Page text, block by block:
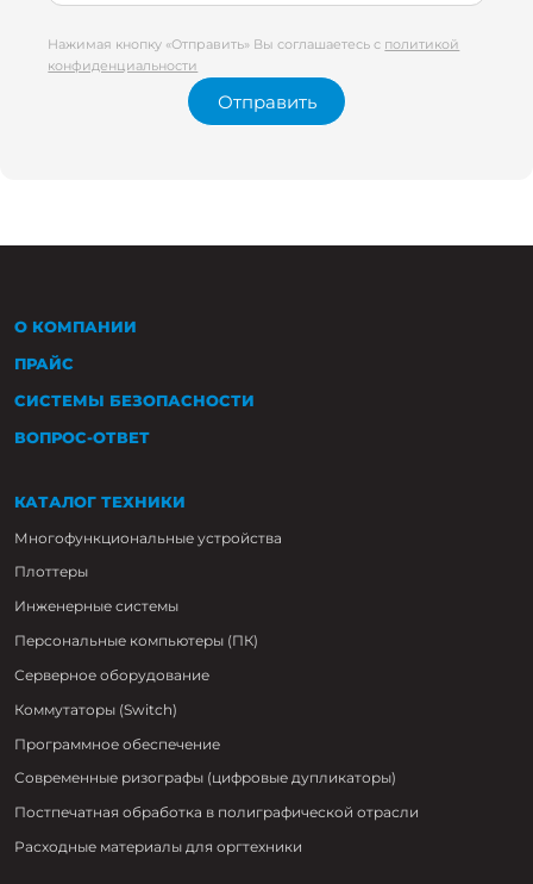
Нажимая кнопку «Отправить» Вы соглашаетесь с политикой
конфиденциальности
Отправить
О КОМПАНИИ
ПРАЙС
СИСТЕМЫ БЕЗОПАСНОСТИ
ВОПРОС-ОТВЕТ
КАТАЛОГ ТЕХНИКИ
Многофункциональные устройства
Плоттеры
Инженерные системы
Персональные компьютеры (ПК)
Серверное оборудование
Коммутаторы (Switch)
Программное обеспечение
Современные ризографы (цифровые дупликаторы)
Постпечатная обработка в полиграфической отрасли
Расходные материалы для оргтехники